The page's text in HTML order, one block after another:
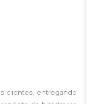
clientes, entregando